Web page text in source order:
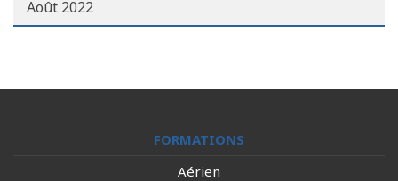
Août 2022
FORMATIONS
Aérien